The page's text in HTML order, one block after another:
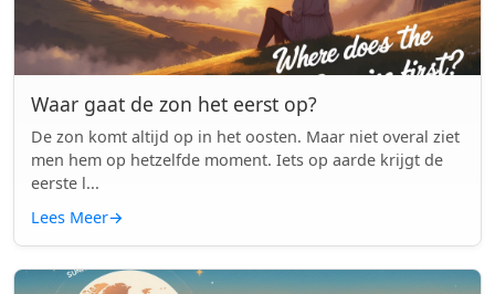
Waar gaat de zon het eerst op?
De zon komt altijd op in het oosten. Maar niet overal ziet
men hem op hetzelfde moment. Iets op aarde krijgt de
eerste l...
Lees Meer→